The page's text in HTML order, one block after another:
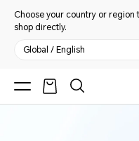
Choose your country or region
shop directly.
Global / English